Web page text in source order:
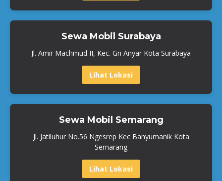
Sewa Mobil Surabaya
Jl. Amir Machmud II, Kec. Gn Anyar Kota Surabaya
Lihat Lokasi
Sewa Mobil Semarang
Jl. Jatiluhur No.56 Ngesrep Kec Banyumanik Kota
Semarang
Lihat Lokasi